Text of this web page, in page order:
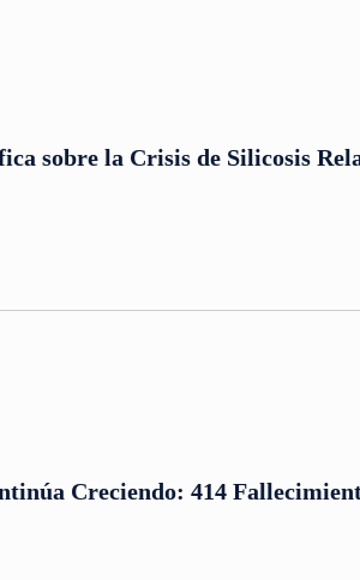
sobre la Crisis de Silicosis
Creciendo: 414